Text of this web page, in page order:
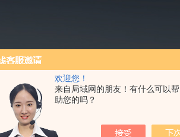
欢迎您！
来自局域网的朋友！有什么可以帮
助您的吗？